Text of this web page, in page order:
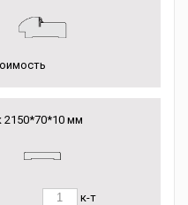
2150*70*10 мм
к-т